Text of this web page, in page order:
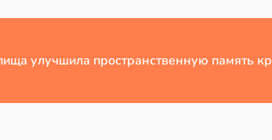
улучшила пространственную память